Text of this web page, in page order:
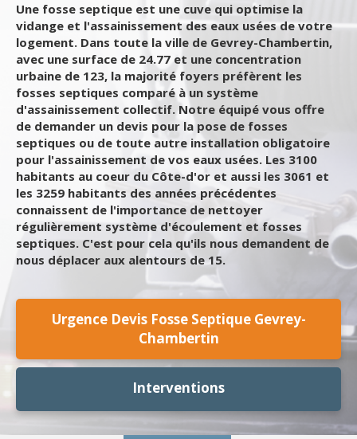
Une fosse septique est une cuve qui optimise la
vidange et l'assainissement des eaux usées de votre
logement. Dans toute la ville de Gevrey-Chambertin,
avec une surface de 24.77 et une concentration
urbaine de 123, la majorité foyers préfèrent les
fosses septiques comparé à un système
d'assainissement collectif. Notre équipé vous offre
de demander un devis pour la pose de fosses
septiques ou de toute autre installation obligatoire
pour l'assainissement de vos eaux usées. Les 3100
habitants au coeur du Côte-d'or et aussi les 3061 et
les 3259 habitants des années précédentes
connaissent de l'importance de nettoyer
régulièrement système d'écoulement et fosses
septiques. C'est pour cela qu'ils nous demandent de
nous déplacer aux alentours de 15.
Urgence Devis Fosse Septique Gevrey-
Chambertin
Interventions